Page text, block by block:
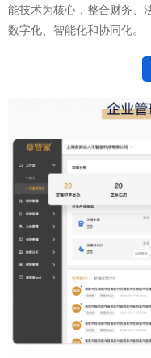
能技术为核心，整合财务、
数字化、智能化和协同化。